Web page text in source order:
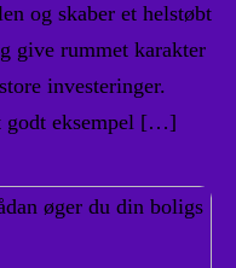
og skaber et helstøbt
give rummet karakter
investeringer.
godt eksempel […]